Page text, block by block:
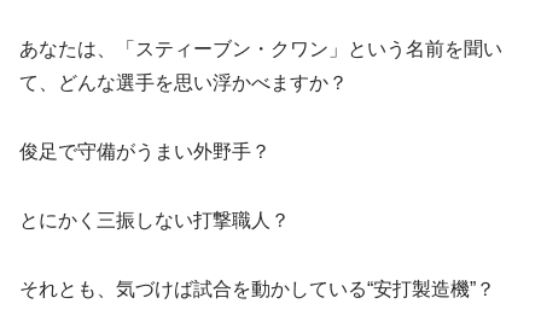
あなたは、「スティーブン・クワン」という名前を聞い
て、どんな選手を思い浮かべますか？
俊足で守備がうまい外野手？
とにかく三振しない打撃職人？
それとも、気づけば試合を動かしている“安打製造機”？